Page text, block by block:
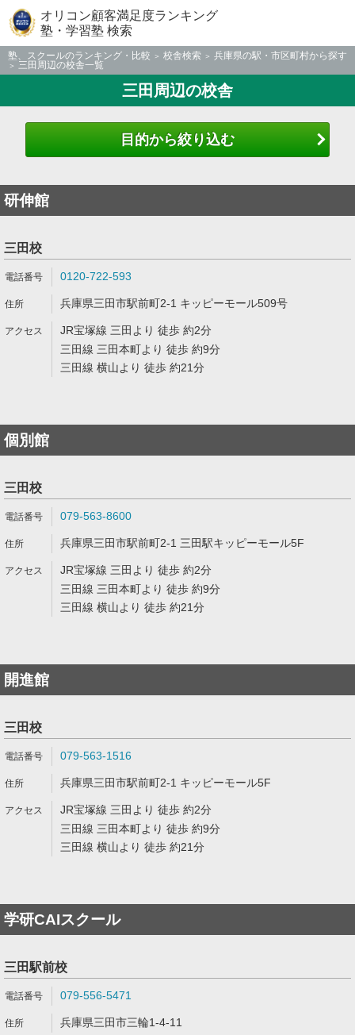
オリコン顧客満足度ランキング
塾・学習塾 検索
塾、スクールのランキング・比較 校舎検索
兵庫県の駅・市区町村から探す
三田周辺の校舎一覧
三田周辺の校舎
目的から絞り込む
研伸館
三田校
0120-722-593
兵庫県三田市駅前町2-1 キッピーモール509号
JR宝塚線 三田より 徒歩 約2分
三田線 三田本町より 徒歩 約9分
三田線 横山より 徒歩 約21分
個別館
三田校
079-563-8600
兵庫県三田市駅前町2-1 三田駅キッピーモール5F
JR宝塚線 三田より 徒歩 約2分
三田線 三田本町より 徒歩 約9分
三田線 横山より 徒歩 約21分
開進館
三田校
079-563-1516
兵庫県三田市駅前町2-1 キッピーモール5F
JR宝塚線 三田より 徒歩 約2分
三田線 三田本町より 徒歩 約9分
三田線 横山より 徒歩 約21分
学研CAIスクール
三田駅前校
079-556-5471
兵庫県三田市三輪1-4-11